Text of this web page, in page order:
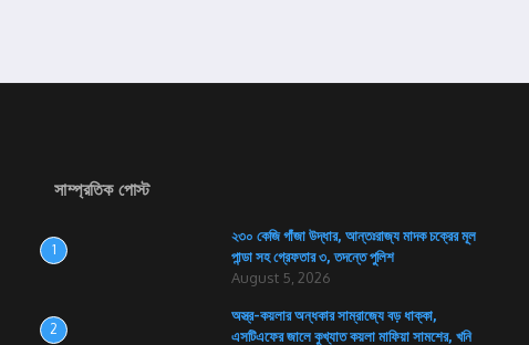
সাম্প্রতিক পোস্ট
1
২৩০ কেজি গাঁজা উদ্ধার, আন্তঃরাজ্য মাদক চক্রের মূল
পান্ডা সহ গ্রেফতার ৩, তদন্তে পুলিশ
August 5, 2026
2
অস্ত্র-কয়লার অন্ধকার সাম্রাজ্যে বড় ধাক্কা,
এসটিএফের জালে কুখ্যাত কয়লা মাফিয়া সামশের, খনি